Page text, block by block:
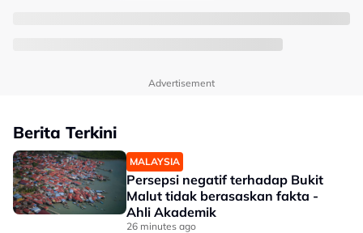
Advertisement
Berita Terkini
MALAYSIA
Persepsi negatif terhadap Bukit
Malut tidak berasaskan fakta -
Ahli Akademik
26 minutes ago